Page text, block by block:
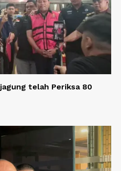
telah Periksa 80